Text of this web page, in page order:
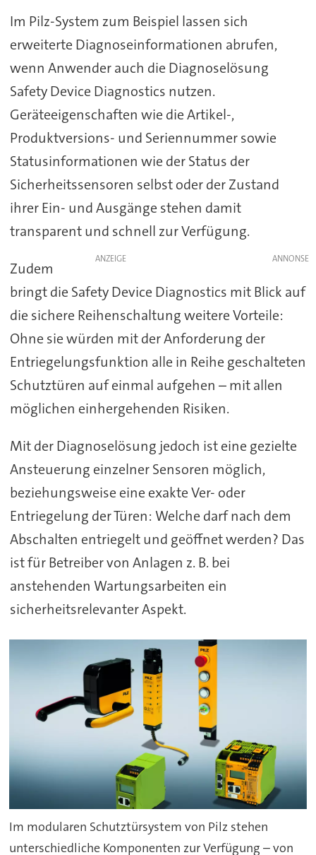
Im Pilz-System zum Beispiel lassen sich
erweiterte Diagnoseinformationen abrufen,
wenn Anwender auch die Diagnoselösung
Safety Device Diagnostics nutzen.
Geräteeigenschaften wie die Artikel-,
Produktversions- und Seriennummer sowie
Statusinformationen wie der Status der
Sicherheitssensoren selbst oder der Zustand
ihrer Ein- und Ausgänge stehen damit
transparent und schnell zur Verfügung.
ANZEIGE
Zudem
bringt die Safety Device Diagnostics mit Blick auf
die sichere Reihenschaltung weitere Vorteile:
Ohne sie würden mit der Anforderung der
Entriegelungsfunktion alle in Reihe geschalteten
Schutztüren auf einmal aufgehen – mit allen
möglichen einhergehenden Risiken.
Mit der Diagnoselösung jedoch ist eine gezielte
Ansteuerung einzelner Sensoren möglich,
beziehungsweise eine exakte Ver- oder
Entriegelung der Türen: Welche darf nach dem
Abschalten entriegelt und geöffnet werden? Das
ist für Betreiber von Anlagen z. B. bei
anstehenden Wartungsarbeiten ein
sicherheitsrelevanter Aspekt.
Im modularen Schutztürsystem von Pilz stehen
unterschiedliche Komponenten zur Verfügung – von